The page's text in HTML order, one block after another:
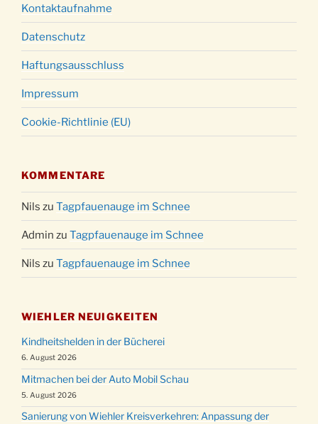
Kontaktaufnahme
Datenschutz
Haftungsausschluss
Impressum
Cookie-Richtlinie (EU)
KOMMENTARE
Nils zu Tagpfauenauge im Schnee
Admin zu Tagpfauenauge im Schnee
Nils zu Tagpfauenauge im Schnee
WIEHLER NEUIGKEITEN
Kindheitshelden in der Bücherei
6. August 2026
Mitmachen bei der Auto Mobil Schau
5. August 2026
Sanierung von Wiehler Kreisverkehren: Anpassung der